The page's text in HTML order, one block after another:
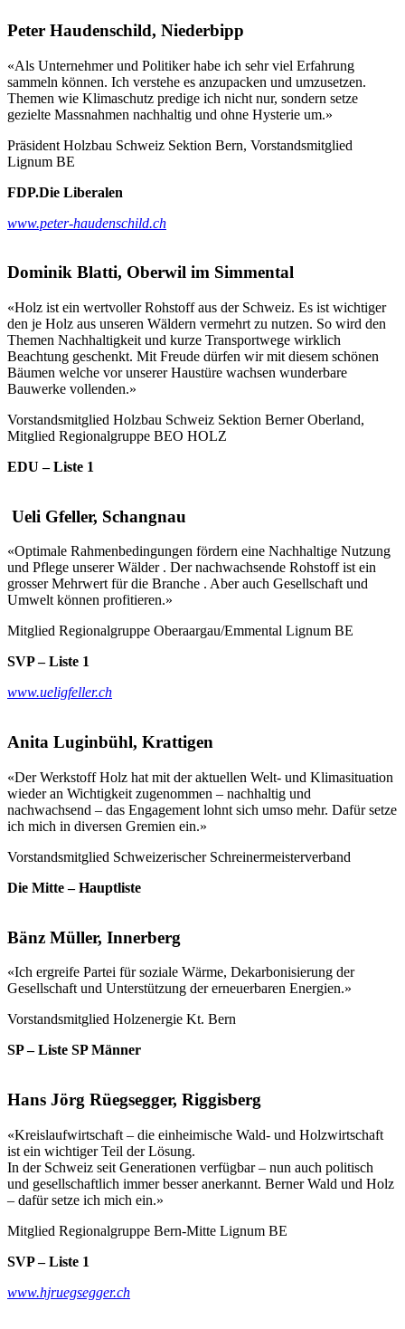
Peter Haudenschild, Niederbipp
«Als Unternehmer und Politiker habe ich sehr viel Erfahrung
sammeln können. Ich verstehe es anzupacken und umzusetzen.
Themen wie Klimaschutz predige ich nicht nur, sondern setze
gezielte Massnahmen nachhaltig und ohne Hysterie um.»
Präsident Holzbau Schweiz Sektion Bern, Vorstandsmitglied
Lignum BE
FDP.Die Liberalen
www.peter-haudenschild.ch
Dominik Blatti, Oberwil im Simmental
«Holz ist ein wertvoller Rohstoff aus der Schweiz. Es ist wichtiger
den je Holz aus unseren Wäldern vermehrt zu nutzen. So wird den
Themen Nachhaltigkeit und kurze Transportwege wirklich
Beachtung geschenkt. Mit Freude dürfen wir mit diesem schönen
Bäumen welche vor unserer Haustüre wachsen wunderbare
Bauwerke vollenden.»
Vorstandsmitglied Holzbau Schweiz Sektion Berner Oberland,
Mitglied Regionalgruppe BEO HOLZ
EDU – Liste 1
Ueli Gfeller, Schangnau
«Optimale Rahmenbedingungen fördern eine Nachhaltige Nutzung
und Pflege unserer Wälder . Der nachwachsende Rohstoff ist ein
grosser Mehrwert für die Branche . Aber auch Gesellschaft und
Umwelt können profitieren.»
Mitglied Regionalgruppe Oberaargau/Emmental Lignum BE
SVP – Liste 1
www.ueligfeller.ch
Anita Luginbühl, Krattigen
«Der Werkstoff Holz hat mit der aktuellen Welt- und Klimasituation
wieder an Wichtigkeit zugenommen – nachhaltig und
nachwachsend – das Engagement lohnt sich umso mehr. Dafür setze
ich mich in diversen Gremien ein.»
Vorstandsmitglied Schweizerischer Schreinermeisterverband
Die Mitte – Hauptliste
Bänz Müller, Innerberg
«Ich ergreife Partei für soziale Wärme, Dekarbonisierung der
Gesellschaft und Unterstützung der erneuerbaren Energien.»
Vorstandsmitglied Holzenergie Kt. Bern
SP – Liste SP Männer
Hans Jörg Rüegsegger, Riggisberg
«Kreislaufwirtschaft – die einheimische Wald- und Holzwirtschaft
ist ein wichtiger Teil der Lösung.
In der Schweiz seit Generationen verfügbar – nun auch politisch
und gesellschaftlich immer besser anerkannt. Berner Wald und Holz
– dafür setze ich mich ein.»
Mitglied Regionalgruppe Bern-Mitte Lignum BE
SVP – Liste 1
www.hjruegsegger.ch